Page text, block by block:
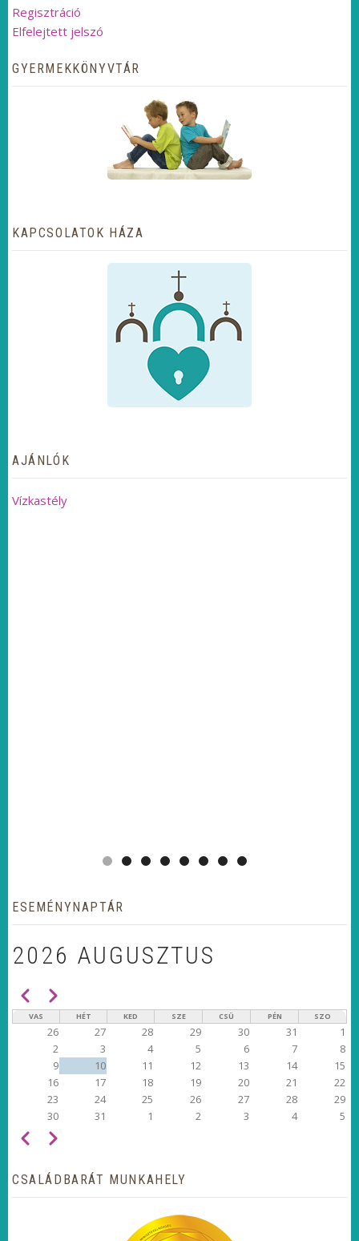
Regisztráció
Elfelejtett jelszó
GYERMEKKÖNYVTÁR
KAPCSOLATOK HÁZA
AJÁNLÓK
Vízkastély
ESEMÉNYNAPTÁR
2026 AUGUSZTUS
OLDALSZÁMOZÁS
Előző Következő
VAS HÉT KED SZE CSÜ PÉN SZO
26 27 28 29 30 31
1
2
3 4 5 6 7
8
9
10 11 12 13 14
15
16
17 18 19 20 21
22
23
24 25 26 27 28
29
30
31 1 2 3 4 5
OLDALSZÁMOZÁS
Előző Következő
CSALÁDBARÁT MUNKAHELY